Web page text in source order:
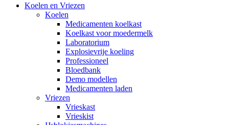
Koelen en Vriezen
Koelen
Medicamenten koelkast
Koelkast voor moedermelk
Laboratorium
Explosievrije koeling
Professioneel
Bloedbank
Demo modellen
Medicamenten laden
Vriezen
Vrieskast
Vrieskist